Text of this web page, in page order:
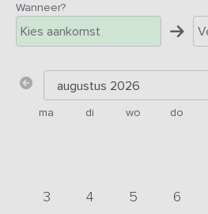
Wanneer?
ma di wo do
3 4 5 6